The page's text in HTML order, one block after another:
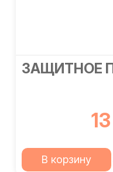
ЗАЩИТНОЕ
В корзину